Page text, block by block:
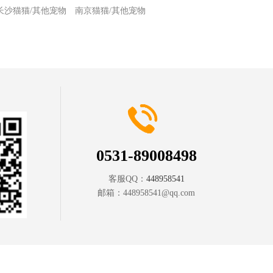
沙猫猫/其他宠物
南京猫猫/其他宠物
0531-89008498
客服QQ： 448958541
邮箱： 448958541@qq.com